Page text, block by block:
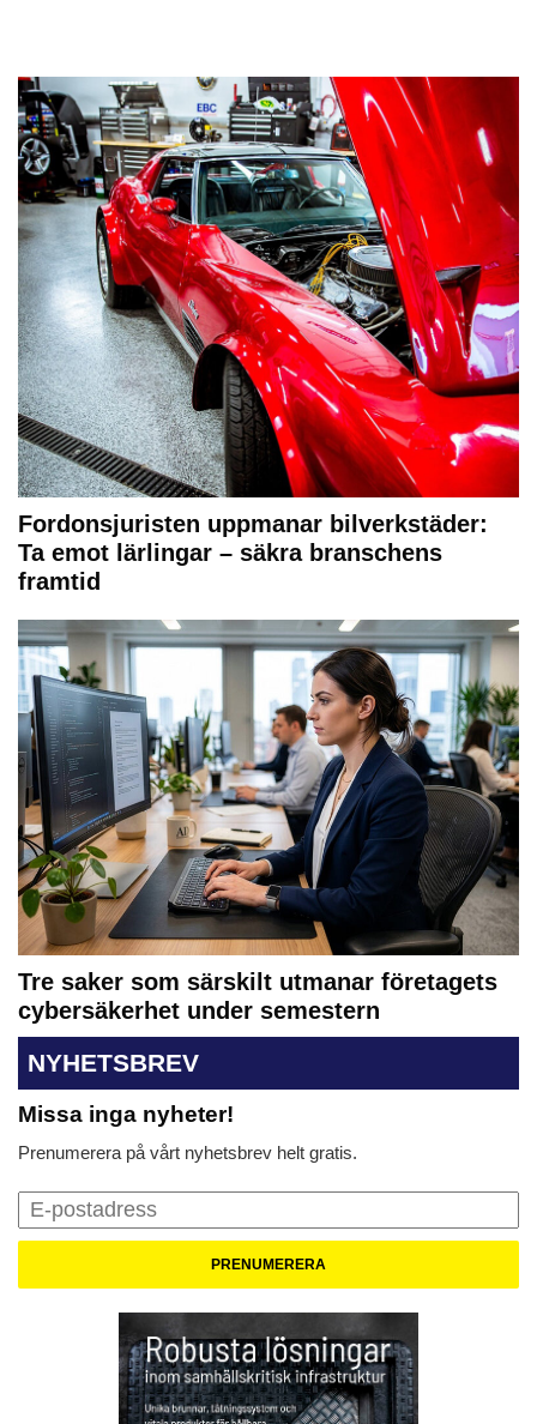
Fordonsjuristen uppmanar bilverkstäder:
Ta emot lärlingar – säkra branschens
framtid
Tre saker som särskilt utmanar företagets
cybersäkerhet under semestern
NYHETSBREV
Missa inga nyheter!
Prenumerera på vårt nyhetsbrev helt gratis.